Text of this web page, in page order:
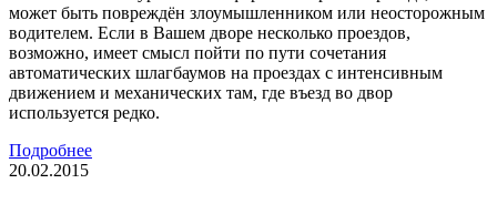
может быть повреждён злоумышленником или неосторожным
водителем. Если в Вашем дворе несколько проездов,
возможно, имеет смысл пойти по пути сочетания
автоматических шлагбаумов на проездах с интенсивным
движением и механических там, где въезд во двор
используется редко.
Подробнее
20.02.2015